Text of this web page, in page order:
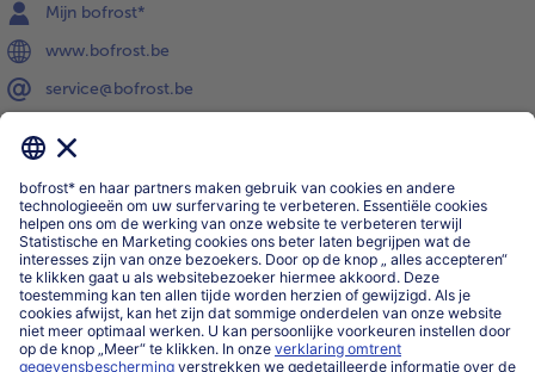
Mijn bofrost*
www.bofrost.be
service@bofrost.be
Ma-Vrij: 9u - 19u en Za.: 9u - 13u
Service
Over ons
Categorieën